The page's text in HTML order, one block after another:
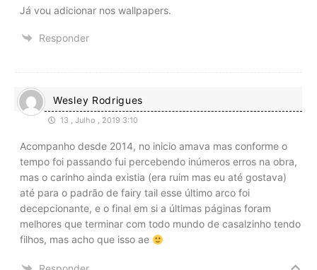
Já vou adicionar nos wallpapers.
Responder
Wesley Rodrigues
13 , Julho , 2019 3:10
Acompanho desde 2014, no inicio amava mas conforme o
tempo foi passando fui percebendo inúmeros erros na obra,
mas o carinho ainda existia (era ruim mas eu até gostava)
até para o padrão de fairy tail esse último arco foi
decepcionante, e o final em si a últimas páginas foram
melhores que terminar com todo mundo de casalzinho tendo
filhos, mas acho que isso ae